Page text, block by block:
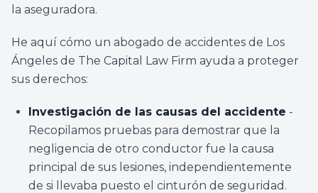
la aseguradora.
He aquí cómo un abogado de accidentes de Los
Ángeles de The Capital Law Firm ayuda a proteger
sus derechos:
Investigación de las causas del accidente -
Recopilamos pruebas para demostrar que la
negligencia de otro conductor fue la causa
principal de sus lesiones, independientemente
de si llevaba puesto el cinturón de seguridad.